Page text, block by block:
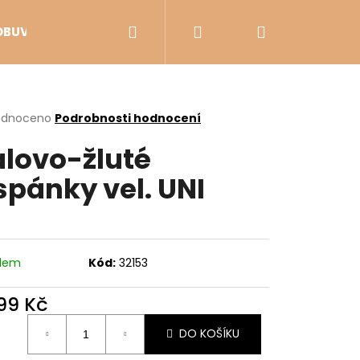
VÝPRODEJ Přihlášení
Podrobnosti hodnocení
žluté
vel. UNI
Kód: 32153
Kč
DO KOŠÍKU